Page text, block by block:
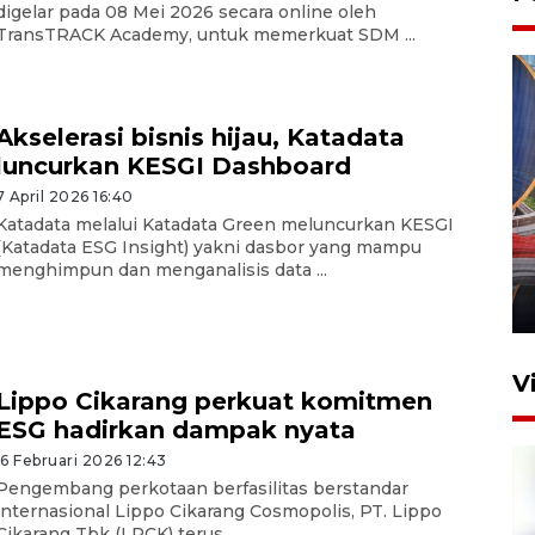
pada 08 Mei 2026 secara online oleh
Academy, untuk memerkuat SDM ...
bisnis hijau, Katadata
KESGI Dashboard
April 2026 16:40
melalui Katadata Green meluncurkan KESGI
ESG Insight) yakni dasbor yang mampu
dan menganalisis data ...
Cikarang perkuat komitmen
hadirkan dampak nyata
Februari 2026 12:43
perkotaan berfasilitas berstandar
Lippo Cikarang Cosmopolis, PT. Lippo
Komisi V DPR tinjau
perlintasan sebidang di
Stasiun Bogor